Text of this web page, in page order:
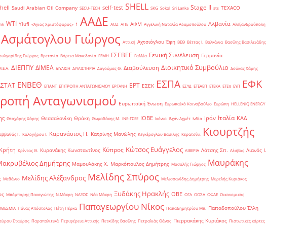
Saudi Arabian Oil Company SECU-TECH self-test SHELL SKG Sokol Sri Lanka Stage II sts TEXACO
WTI Yiufi «Άγιος Χριστόφορος» ΄1 ΑΑΔΕ ΑΟΖ ΑΠΕ ΑΦΜ Αγγελική Ναταλία Αδαμοπούλου Αλβανία Αλεξανδρούπολη
Ασμάτογλου Γιώργος Αττική Αχτσιόγλου Έφη ΒΕΘ Βέττας Ι. Βαλκάνια Βασίλης Βασιλειάδης
Γιώργος Βρετανία Βόρεια Μακεδονία ΓΕΜΗ ΓΣΕΒΕΕ Γαλλία Γενική Συνέλευση Γερμανία
ΔΙΕΠΠΥ ΔΙΜΕΑ ΔΙΥΛΙΣΗ ΔΙΥΛΙΣΤΗΡΙΑ Δαγούμας Θ. Διαβούλευση Διοικητικό Συμβούλιο Δούκας Χάρης
ΕΝΒΕΘ ΕΠΑΝΤ ΕΠΙΤΡΟΠΗ ΑΝΤΑΓΩΝΙΣΜΟΥ ΕΡΓΑΝΗ ΕΡΤ ΕΣΕΚ ΕΣΠΑ ΕΣΥΔ ΕΤΕΑΕΠ ΕΤΕΚΑ ΕΤΕπ ΕΥΠ ΕΦΚ
Ανταγωνισμού Ευρωπαϊκή Ένωση Ευρωπαϊκό Κοινοβούλιο Ευρώπη ΗELLENiQ ENERGY
Θεοχάρης Χάρης Θεσσαλονίκη Θράκη Θωμαδάκης Μ. ΙΝΕ-ΓΣΕΕ ΙΟΒΕ Ικόνιο Ιλχάν Αχμέτ Ινδία Ιράν Ιταλία ΚΑΔ
Γ. Καλογήρου Ι. Καρανάσιος Π. Κατρίνης Μανώλης Κεγκέρογλου Βασίλης Κερατσίνι
Κιουρτζής
Κρήτη Κρίντας Θ. Κυρανάκης Κωνσταντίνος Κύπρος Κώτσος Ευάγγελος ΛΙΒΕΡΙΑ Λάτσης Σπ. Λέσβος Λιανός Ι.
Δημήτρης Μαμουλάκης Χ. Μαρκόπουλος Δημήτρης Μασαλής Γιώργος Μαυράκης
Μεθάνιο Μελίδης Αλέξανδρος Μελίδης Σπύρος Μελισσανίδης Δημήτρης Μερελής Κυριάκος
Μπόμπορης Παναγιώτης Ν.Μάκρη ΝΑΞΟΣ Νέα Μάκρη Ξυδάκης Ηρακλής ΟΒΕ ΟΓΑ ΟΟΣΑ ΟΦΑΕ Οικονομικός
Πάνας Απόστολος Πέτη Πέρκα Παπαγεωργίου Νίκος Παπαδημητρίου Μπ. Παπαδοπούλου Έλλη
Σταύρος Παραπολιτικά Περιφέρεια Αττικής Πετκίδης Βασίλης Πετραλιάς Θάνος Πιερρακάκης Κυριάκος Πιστωτικές κάρτες